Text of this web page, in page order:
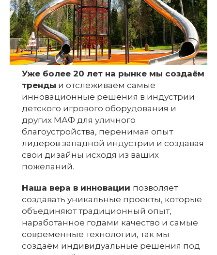
Уже более 20 лет на рынке мы создаём
тренды и отслеживаем самые
инновационные решения в индустрии
детского игрового оборудования и
других МАФ для уличного
благоустройства, перенимая опыт
лидеров западной индустрии и создавая
свои дизайны исходя из ваших
пожеланий.
Наша вера в инновации позволяет
создавать уникальные проекты, которые
объединяют традиционный опыт,
наработанное годами качество и самые
современные технологии, так мы
создаём индивидуальные решения под